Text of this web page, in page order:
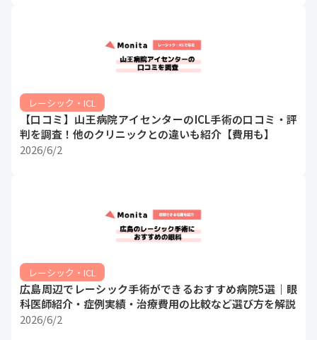
レーシック・ICL
【口コミ】山王病院アイセンターのICL手術の口コミ・評
判を調査！他のクリニックとの違いも紹介【費用も】
2026/6/2
レーシック・ICL
広島周辺でレーシック手術ができるおすすめ病院5選｜眼
科医師紹介・症例実績・治療費用の比較など選び方を解説
2026/6/2